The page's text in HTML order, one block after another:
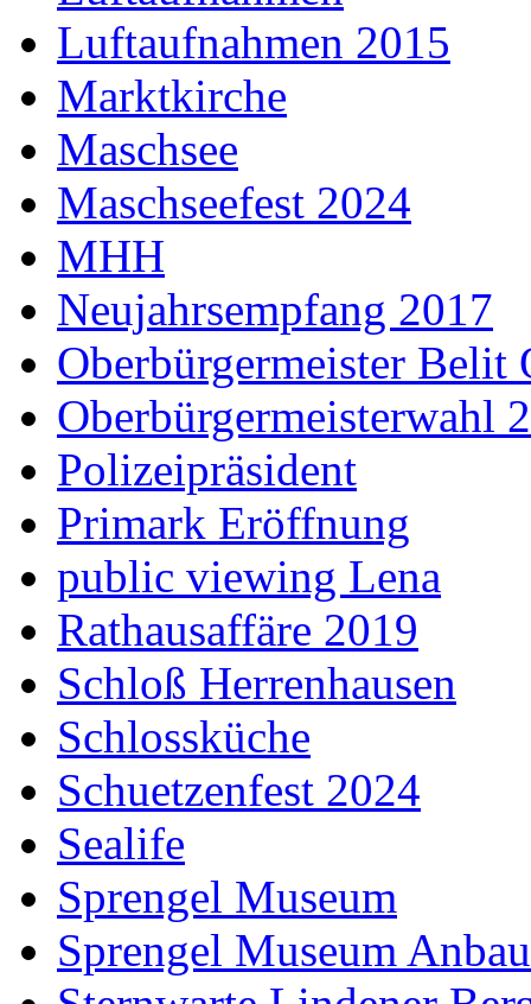
Luftaufnahmen 2015
Marktkirche
Maschsee
Maschseefest 2024
MHH
Neujahrsempfang 2017
Oberbürgermeister Belit
Oberbürgermeisterwahl
Polizeipräsident
Primark Eröffnung
public viewing Lena
Rathausaffäre 2019
Schloß Herrenhausen
Schlossküche
Schuetzenfest 2024
Sealife
Sprengel Museum
Sprengel Museum Anbau